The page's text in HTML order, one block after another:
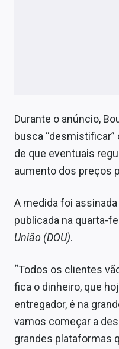
Durante o anúncio,
busca
de que eventuais
aumento dos preços
A medida foi
publicada na quarta-
União (DOU).
“Todos os clientes
fica o dinheiro, que
entregador, é na
vamos começar a
grandes plataformas